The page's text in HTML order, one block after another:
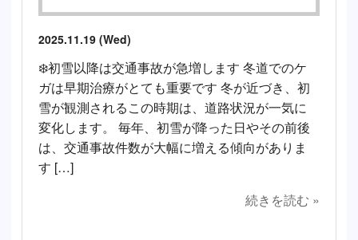
2025.11.19 (Wed)
❄️初雪以降は交通事故が急増します 冬道でのケ
ガは早期治療がとても重要です 冬が近づき、初
雪が観測されるこの時期は、道路状況が一気に
変化します。 毎年、初雪が降った日やその前後
は、交通事故件数が大幅に増える傾向がありま
す […]
続きを読む »